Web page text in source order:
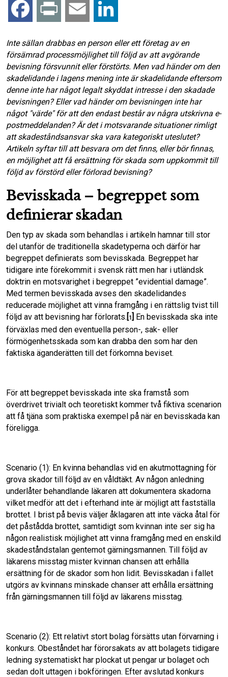
c
e
b
o
o
i
n
t
a
i
l
n
k
e
d
I
Inte sällan drabbas en person eller ett företag av en
försämrad processmöjlighet till följd av att avgörande
bevisning försvunnit eller förstörts. Men vad händer om den
skadelidande i lagens mening inte är skadelidande eftersom
denne inte har något legalt skyddat intresse i den skadade
bevisningen? Eller vad händer om bevisningen inte har
något "värde" för att den endast består av några utskrivna e-
postmeddelanden? Är det i motsvarande situationer rimligt
att skadeståndsansvar ska vara kategoriskt uteslutet?
Artikeln syftar till att besvara om det finns, eller bör finnas,
en möjlighet att få ersättning för skada som uppkommit till
följd av förstörd eller förlorad bevisning?
Bevisskada – begreppet som
definierar skadan
Den typ av skada som behandlas i artikeln hamnar till stor
del utanför de traditionella skadetyperna och därför har
begreppet definierats som bevisskada. Begreppet har
tidigare inte förekommit i svensk rätt men har i utländsk
doktrin en motsvarighet i begreppet ”evidential damage”.
Med termen bevisskada avses den skadelidandes
reducerade möjlighet att vinna framgång i en rättslig tvist till
följd av att bevisning har förlorats. [1 ] En bevisskada ska inte
förväxlas med den eventuella person-, sak- eller
förmögenhetsskada som kan drabba den som har den
faktiska äganderätten till det förkomna beviset.
För att begreppet bevisskada inte ska framstå som
överdrivet trivialt och teoretiskt kommer två fiktiva scenarion
att få tjäna som praktiska exempel på när en bevisskada kan
föreligga.
Scenario (1): En kvinna behandlas vid en akutmottagning för
grova skador till följd av en våldtäkt. Av någon anledning
underlåter behandlande läkaren att dokumentera skadorna
vilket medför att det i efterhand inte är möjligt att fastställa
brottet. I brist på bevis väljer åklagaren att inte väcka åtal för
det påstådda brottet, samtidigt som kvinnan inte ser sig ha
någon realistisk möjlighet att vinna framgång med en enskild
skadeståndstalan gentemot gärningsmannen. Till följd av
läkarens misstag mister kvinnan chansen att erhålla
ersättning för de skador som hon lidit. Bevisskadan i fallet
utgörs av kvinnans minskade chanser att erhålla ersättning
från gärningsmannen till följd av läkarens misstag.
Scenario (2): Ett relativt stort bolag försätts utan förvarning i
konkurs. Obeståndet har förorsakats av att bolagets tidigare
ledning systematiskt har plockat ut pengar ur bolaget och
sedan dolt uttagen i bokföringen. Efter avslutad konkurs